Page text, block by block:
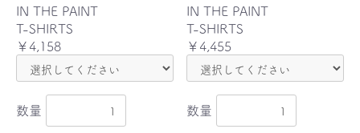
IN THE PAINT
T-SHIRTS
￥4,158
数量
IN THE PAINT
T-SHIRTS
￥4,455
数量